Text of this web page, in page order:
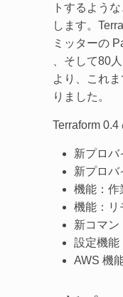
トするよう
します。
ミッターの
、そして80
より、これ
りました。
Terraform 0.4
新プロバ
新プロバ
機能：作
機能：リ
新コマン
設定機能
AWS 機